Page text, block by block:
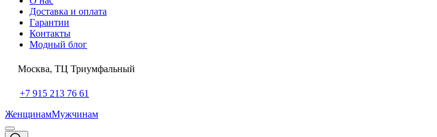
Доставка и оплата
Гарантии
Контакты
Модный блог
Москва, ТЦ Триумфальный
+7 915 213 76 61
ЖенщинамМужчинам